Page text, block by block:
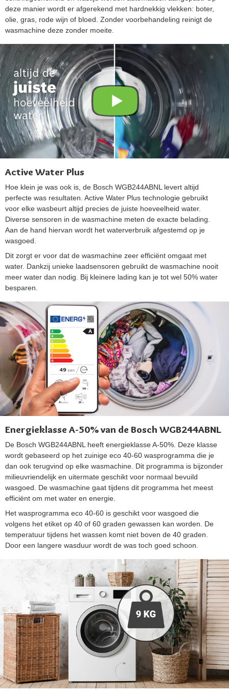
deze manier wordt er afgerekend met hardnekkig vlekken: boter,
olie, gras, rode wijn of bloed. Zonder voorbehandeling reinigt de
wasmachine deze zonder moeite.
Active Water Plus
Hoe klein je was ook is, de Bosch WGB244ABNL levert altijd
perfecte was resultaten. Active Water Plus technologie gebruikt
voor elke wasbeurt altijd precies de juiste hoeveelheid water.
Diverse sensoren in de wasmachine meten de exacte belading.
Aan de hand hiervan wordt het waterverbruik afgestemd op je
wasgoed.
Dit zorgt er voor dat de wasmachine zeer efficiënt omgaat met
water. Dankzij unieke laadsensoren gebruikt de wasmachine nooit
meer water dan nodig. Bij kleinere lading kan je tot wel 50% water
besparen.
Energieklasse A-50% van de Bosch WGB244ABNL
De Bosch WGB244ABNL heeft energieklasse A-50%. Deze klasse
wordt gebaseerd op het zuinige eco 40-60 wasprogramma die je
dan ook terugvind op elke wasmachine. Dit programma is bijzonder
milieuvriendelijk en uitermate geschikt voor normaal bevuild
wasgoed. De wasmachine gaat tijdens dit programma het meest
efficiënt om met water en energie.
Het wasprogramma eco 40-60 is geschikt voor wasgoed die
volgens het etiket op 40 of 60 graden gewassen kan worden. De
temperatuur tijdens het wassen komt niet boven de 40 graden.
Door een langere wasduur wordt de was toch goed schoon.